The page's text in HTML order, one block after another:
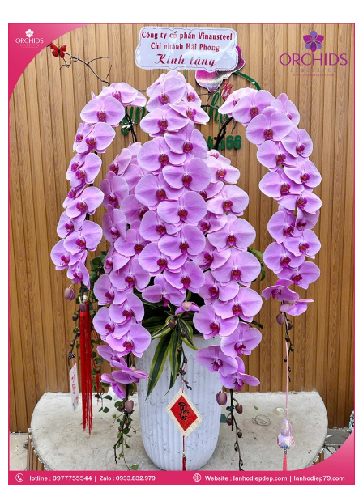
• Giá trên được miễn ship giao trong nội thành,
miễn phí in thiệp - banner theo yêu cầu khách
hàng.
• Beautiful Orchids liên kết với các cửa hàng
trên toàn quốc để phục vụ giao hoa tận nơi, mỗi
khu vực sẽ có mức giá khác nhau (tùy vào chi
phí mặt bằng, nguyên vật liệu,..) nên giá có thể sẽ
thay đổi so với giá niêm yết trên website. Khách
hàng ở Tỉnh thành khác vui lòng chủ động hỏi lại
giá trước khi đặt hàng, shop sẽ chủ động báo giá
chính xác khi có địa chỉ giao hàng cụ thể.